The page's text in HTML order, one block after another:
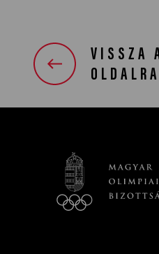
VISSZA
OLDALRA